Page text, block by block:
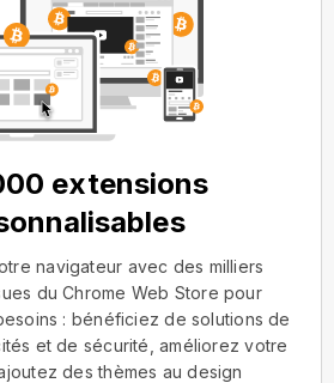
extensions
navigateur avec des milliers
du Chrome Web Store pour
: bénéficiez de solutions de
et de sécurité, améliorez votre
des thèmes au design